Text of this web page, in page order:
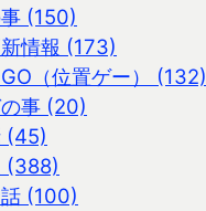
(150)
情報 (173)
（位置ゲー） (132)
事 (20)
(45)
(388)
(100)